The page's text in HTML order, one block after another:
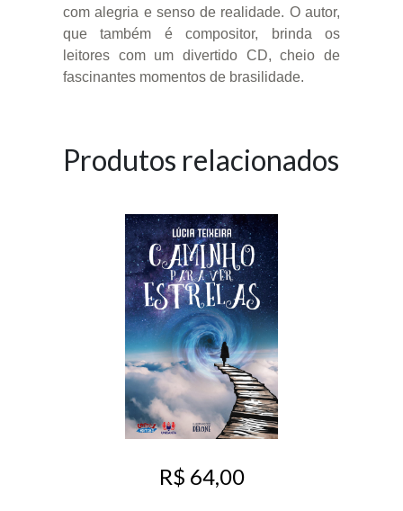
com alegria e senso de realidade. O autor,
que também é compositor, brinda os
leitores com um divertido CD, cheio de
fascinantes momentos de brasilidade.
Produtos relacionados
R$ 64,00